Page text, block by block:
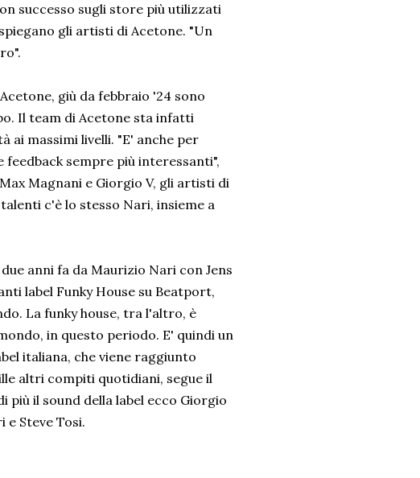
successo sugli store più utilizzati
gli artisti di Acetone. "Un
giù da febbraio '24 sono
Il team di Acetone sta infatti
ai massimi livelli. "E' anche per
sempre più interessanti",
Magnani e Giorgio V, gli artisti di
c'è lo stesso Nari, insieme a
anni fa da Maurizio Nari con Jens
label Funky House su Beatport,
La funky house, tra l'altro, è
in questo periodo. E' quindi un
italiana, che viene raggiunto
altri compiti quotidiani, segue il
più il sound della label ecco Giorgio
e Steve Tosi.